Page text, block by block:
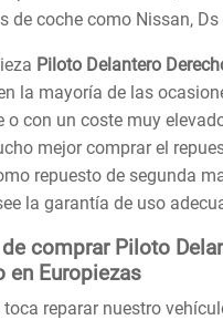
de coche como Nissan, Ds
Piloto Delantero
la mayoría de las
o con un coste muy
mejor comprar el
repuesto de segunda
la garantía de uso
comprar Piloto
en Europiezas
toca reparar nuestro